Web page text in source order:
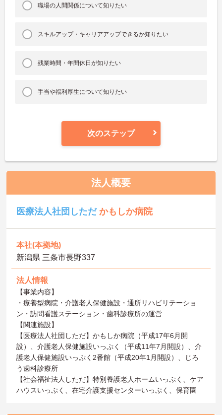
職場の人間関係について知りたい
スキルアップ・キャリアアップできるか知りたい
残業時間・年間休日が知りたい
手当や福利厚生について知りたい
次のステップ
法人概要
医療法人社団しただかもしか病院
本社(本拠地)
新潟県 三条市長野337
法人情報
【事業内容】
・療養型病院・介護老人保健施設・通所リハビリテーショ
ン・訪問看護ステーション・歯科診療所の運営
【関連施設】
【医療法人社団しただ】かもしか病院（平成17年6月開
設）、介護老人保健施設いっぷく（平成11年7月開設）、介
護老人保健施設いっぷく2番館（平成20年1月開設）、じろ
う歯科診療所
【社会福祉法人しただ】特別養護老人ホームいっぷく、ケア
ハウスいっぷく、在宅介護支援センターいっぷく、保育園